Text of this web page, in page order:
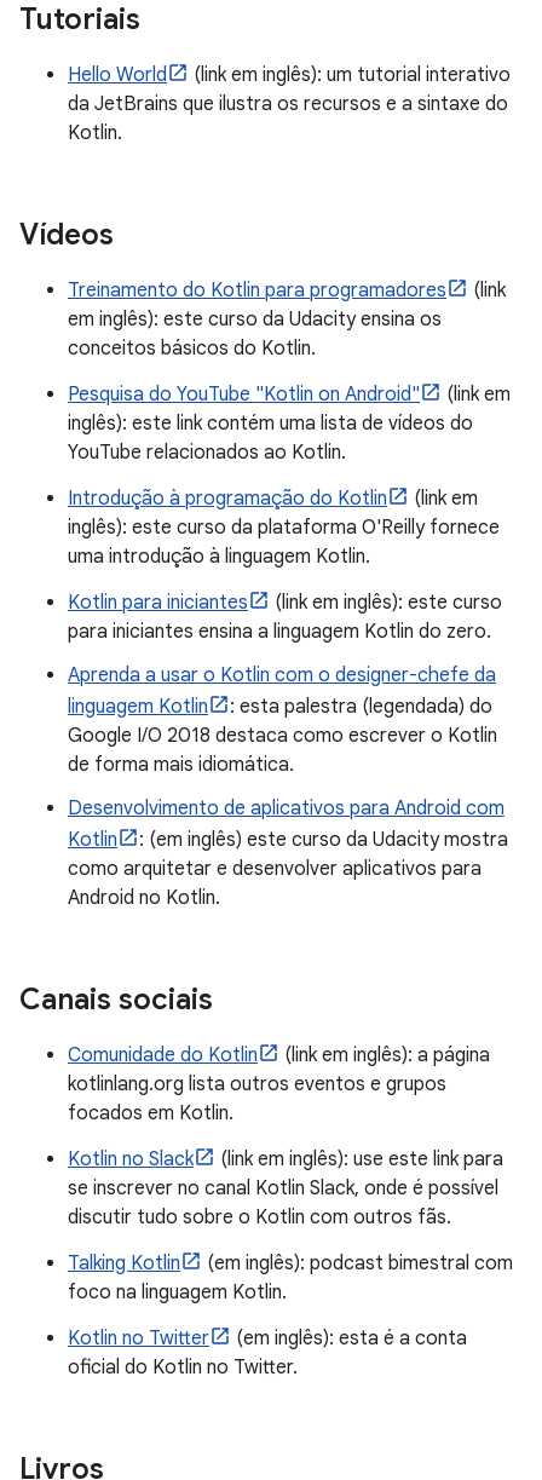
Tutoriais
Hello World
(link em inglês): um tutorial interativo
da JetBrains que ilustra os recursos e a sintaxe do
Kotlin.
Vídeos
Treinamento do Kotlin para programadores
(link
em inglês): este curso da Udacity ensina os
conceitos básicos do Kotlin.
Pesquisa do YouTube "Kotlin on Android"
(link em
inglês): este link contém uma lista de vídeos do
YouTube relacionados ao Kotlin.
Introdução à programação do Kotlin
(link em
inglês): este curso da plataforma O'Reilly fornece
uma introdução à linguagem Kotlin.
Kotlin para iniciantes
(link em inglês): este curso
para iniciantes ensina a linguagem Kotlin do zero.
Aprenda a usar o Kotlin com o designer-chefe da
linguagem Kotlin
: esta palestra (legendada) do
Google I/O 2018 destaca como escrever o Kotlin
de forma mais idiomática.
Desenvolvimento de aplicativos para Android com
Kotlin
: (em inglês) este curso da Udacity mostra
como arquitetar e desenvolver aplicativos para
Android no Kotlin.
Canais sociais
Comunidade do Kotlin
(link em inglês): a página
kotlinlang.org lista outros eventos e grupos
focados em Kotlin.
Kotlin no Slack
(link em inglês): use este link para
se inscrever no canal Kotlin Slack, onde é possível
discutir tudo sobre o Kotlin com outros fãs.
Talking Kotlin
(em inglês): podcast bimestral com
foco na linguagem Kotlin.
Kotlin no Twitter
(em inglês): esta é a conta
oficial do Kotlin no Twitter.
Livros